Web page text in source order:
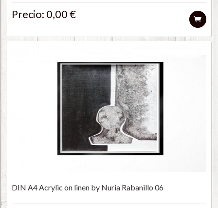
Precio: 0,00 €
DIN A4 Acrylic on linen by Nuria Rabanillo 06